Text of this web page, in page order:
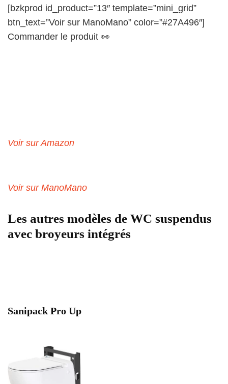
[bzkprod id_product=”13″ template=”mini_grid”
btn_text=”Voir sur ManoMano” color=”#27A496″]
Commander le produit 👀
Voir sur Amazon
Voir sur ManoMano
Les autres modèles de WC suspendus
avec broyeurs intégrés
Sanipack Pro Up